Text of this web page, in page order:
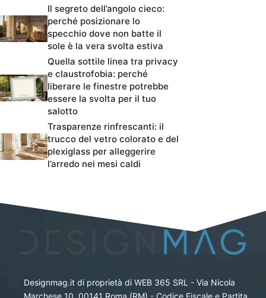
Il segreto dell’angolo cieco:
perché posizionare lo
specchio dove non batte il
sole è la vera svolta estiva
Quella sottile linea tra privacy
e claustrofobia: perché
liberare le finestre potrebbe
essere la svolta per il tuo
salotto
Trasparenze rinfrescanti: il
trucco del vetro colorato e del
plexiglass per alleggerire
l’arredo nei mesi caldi
Designmag.it di proprietà di WEB 365 SRL - Via Nicola